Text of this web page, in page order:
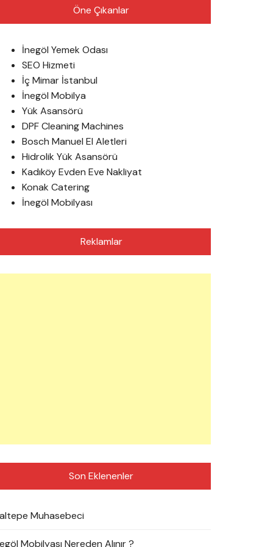
Öne Çıkanlar
İnegöl Yemek Odası
SEO Hizmeti
İç Mimar İstanbul
İnegöl Mobilya
Yük Asansörü
DPF Cleaning Machines
Bosch Manuel El Aletleri
Hidrolik Yük Asansörü
Kadıköy Evden Eve Nakliyat
Konak Catering
İnegöl Mobilyası
Reklamlar
Son Eklenenler
Muhasebeci
Mobilyası Nereden Alınır ?